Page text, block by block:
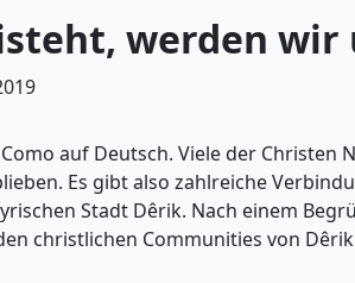
werden
auf Deutsch. Viele der
Es gibt also zahlreiche
Stadt Dêrik. Nach einem
christlichen Communities von